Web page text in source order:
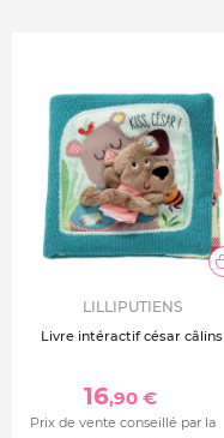
LILLIPUTIENS
Livre intéractif césar câlins
16,90 €
Prix de vente conseillé par la